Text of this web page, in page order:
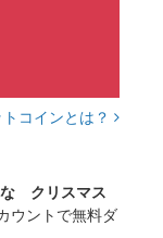
トコインとは？
な クリスマス
ウントで無料ダ